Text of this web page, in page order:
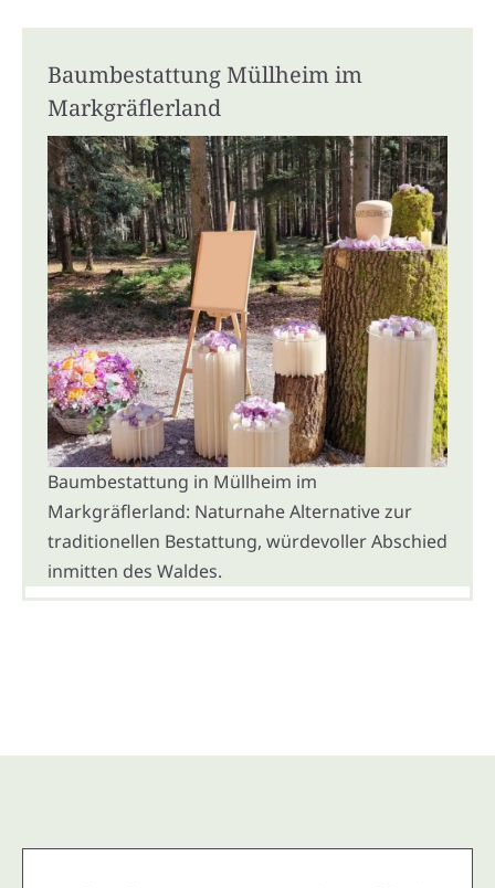
Baumbestattung Müllheim im
Markgräflerland
Baumbestattung in Müllheim im
Markgräflerland: Naturnahe Alternative zur
traditionellen Bestattung, würdevoller Abschied
inmitten des Waldes.